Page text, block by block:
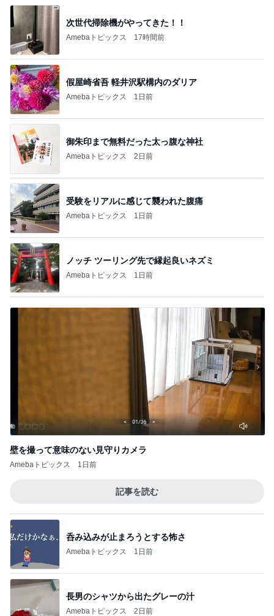
次世代掃除機がやってきた！！
Amebaトピックス 17時間前
假屋崎省吾 軽井沢駅構内のダリア
Amebaトピックス 1日前
御朱印まで無料だった太っ腹な神社
Amebaトピックス 2日前
受験をリアルに感じて襲われた腹痛
Amebaトピックス 1日前
ノッチ ツーリング先で縁起良いネズミ
Amebaトピックス 1日前
壁を撮って意味のない見守りカメラ
Amebaトピックス 1日前
記事を読む
呑み込みが止まろうとする怖さ
Amebaトピックス 1日前
長男のシャツから出たグレーの汁
Amebaトピックス 2日前